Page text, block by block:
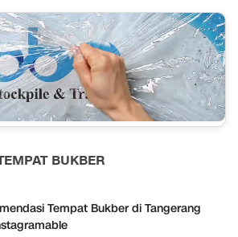
BUKBER
Tempat Bukber di Tangerang